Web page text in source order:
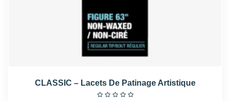
CLASSIC – Lacets De Patinage Artistique